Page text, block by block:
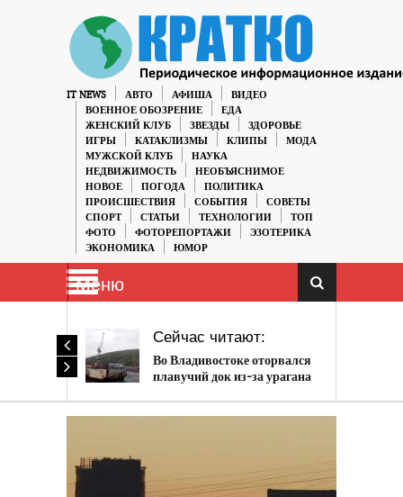
IT NEWS АВТО АФИША
ВИДЕО
ВОЕННОЕ ОБОЗРЕНИЕ
ЕДА
ЖЕНСКИЙ КЛУБ
ЗВЕЗДЫ
ЗДОРОВЬЕ
ИГРЫ
КАТАКЛИЗМЫ КЛИПЫ
МОДА
МУЖСКОЙ КЛУБ
НАУКА
НЕДВИЖИМОСТЬ
НЕОБЪЯСНИМОЕ
НОВОЕ
ПОГОДА
ПОЛИТИКА
ПРОИСШЕСТВИЯ
СОБЫТИЯ
СОВЕТЫ
СПОРТ
СТАТЬИ ТЕХНОЛОГИИ
ТОП
ФОТО
ФОТОРЕПОРТАЖИ
ЭЗОТЕРИКА
ЭКОНОМИКА
ЮМОР
Меню
Сейчас читают:
Во Владивостоке оторвался
плавучий док из-за урагана